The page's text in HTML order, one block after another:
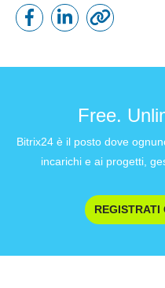
Free.
Bitrix24 è il posto dove
incarichi e ai progetti,
REGISTRATI